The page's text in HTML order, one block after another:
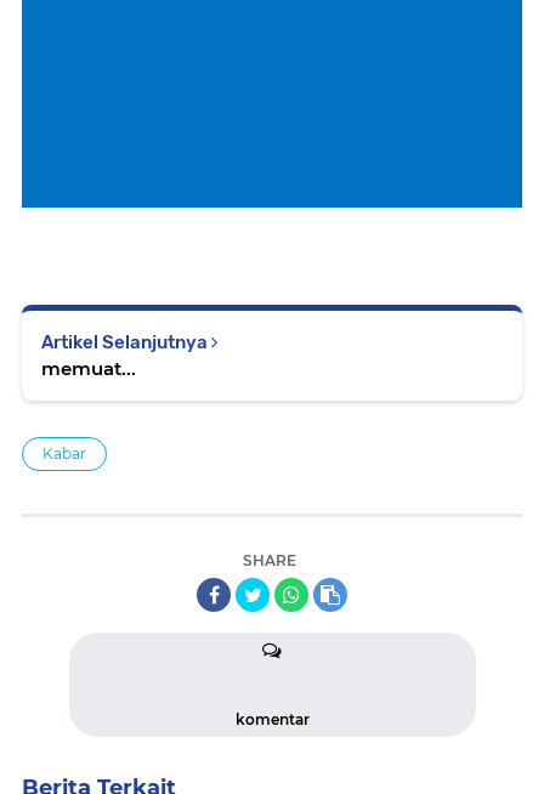
Artikel Selanjutnya
memuat...
Kabar
SHARE
komentar
Berita Terkait